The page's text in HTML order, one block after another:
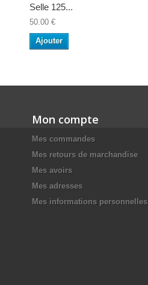
Selle 125...
50.00 €
Ajouter
Mon compte
Mes commandes
Mes retours de marchandise
Mes avoirs
Mes adresses
Mes informations personnelles